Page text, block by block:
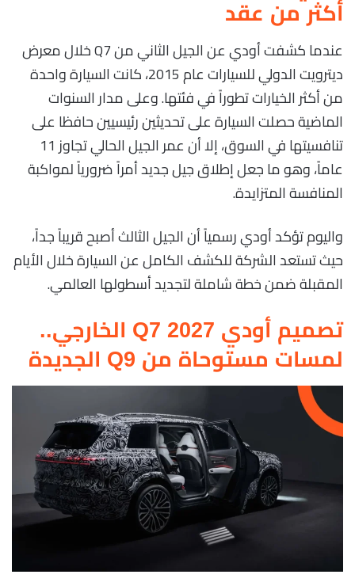
أكثر من عقد
عندما كشفت أودي عن الجيل الثاني من Q7 خلال معرض
ديترويت الدولي للسيارات عام 2015، كانت السيارة واحدة
من أكثر الخيارات تطوراً في فئتها. وعلى مدار السنوات
الماضية حصلت السيارة على تحديثين رئيسيين حافظا على
تنافسيتها في السوق، إلا أن عمر الجيل الحالي تجاوز 11
عاماً، وهو ما جعل إطلاق جيل جديد أمراً ضرورياً لمواكبة
المنافسة المتزايدة.
واليوم تؤكد أودي رسمياً أن الجيل الثالث أصبح قريباً جداً،
حيث تستعد الشركة للكشف الكامل عن السيارة خلال الأيام
المقبلة ضمن خطة شاملة لتجديد أسطولها العالمي.
تصميم أودي Q7 2027 الخارجي..
لمسات مستوحاة من Q9 الجديدة